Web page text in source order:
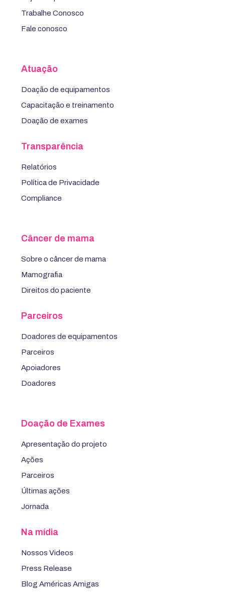
Trabalhe Conosco
Fale conosco
Atuação
Doação de equipamentos
Capacitação e treinamento
Doação de exames
Transparência
Relatórios
Política de Privacidade
Compliance
Câncer de mama
Sobre o câncer de mama
Mamografia
Direitos do paciente
Parceiros
Doadores de equipamentos
Parceiros
Apoiadores
Doadores
Doação de Exames
Apresentação do projeto
Ações
Parceiros
Últimas ações
Jornada
Na mídia
Nossos Videos
Press Release
Blog Américas Amigas